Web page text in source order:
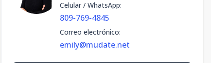
Celular / WhatsApp:
809-769-4845
Correo electrónico:
emily@mudate.net